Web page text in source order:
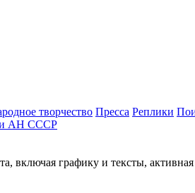
творчество Пресса Реплики
АН СССР
включая графику и тексты, активная